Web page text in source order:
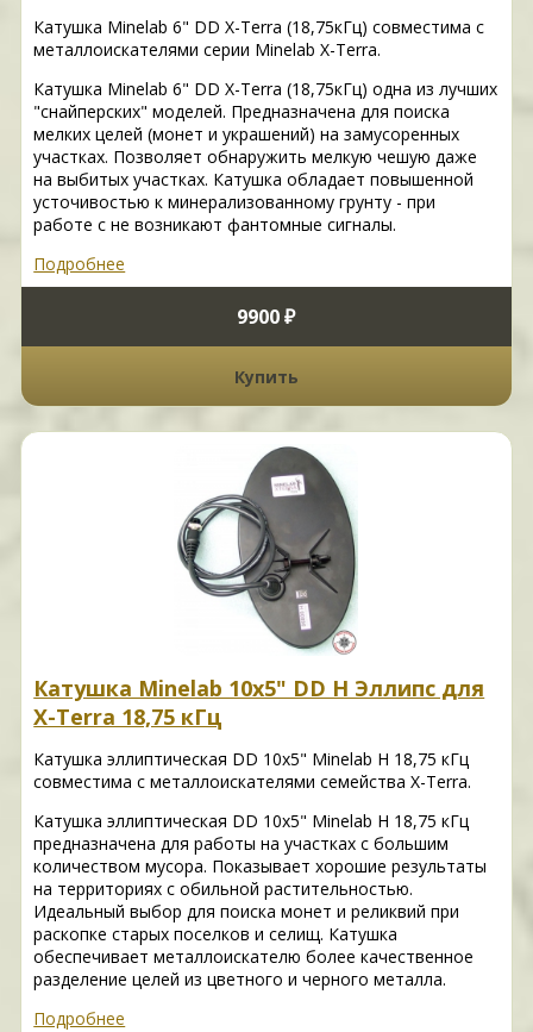
Катушка Minelab 6" DD X-Terra (18,75кГц) совместима с
металлоискателями серии Minelab X-Terra.
Катушка Minelab 6" DD X-Terra (18,75кГц) одна из лучших
"снайперских" моделей. Предназначена для поиска
мелких целей (монет и украшений) на замусоренных
участках. Позволяет обнаружить мелкую чешую даже
на выбитых участках. Катушка обладает повышенной
усточивостью к минерализованному грунту - при
работе с не возникают фантомные сигналы.
Подробнее
9900 ₽
Купить
Катушка Minelab 10x5" DD H Эллипс для
X-Terra 18,75 кГц
Катушка эллиптическая DD 10x5" Minelab H 18,75 кГц
совместима с металлоискателями семейства X-Terra.
Катушка эллиптическая DD 10x5" Minelab H 18,75 кГц
предназначена для работы на участках с большим
количеством мусора. Показывает хорошие результаты
на территориях с обильной растительностью.
Идеальный выбор для поиска монет и реликвий при
раскопке старых поселков и селищ. Катушка
обеспечивает металлоискателю более качественное
разделение целей из цветного и черного металла.
Подробнее